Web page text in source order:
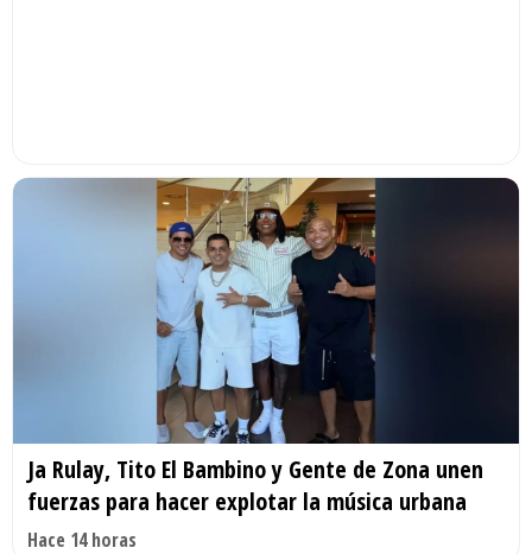
Ja Rulay, Tito El Bambino y Gente de Zona unen
fuerzas para hacer explotar la música urbana
Hace 14 horas